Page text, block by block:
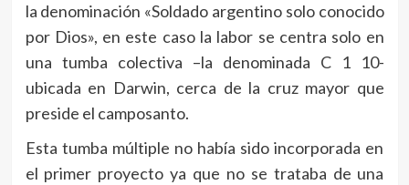
la denominación «Soldado argentino solo conocido
por Dios», en este caso la labor se centra solo en
una tumba colectiva –la denominada C 1 10-
ubicada en Darwin, cerca de la cruz mayor que
preside el camposanto.
Esta tumba múltiple no había sido incorporada en
el primer proyecto ya que no se trataba de una